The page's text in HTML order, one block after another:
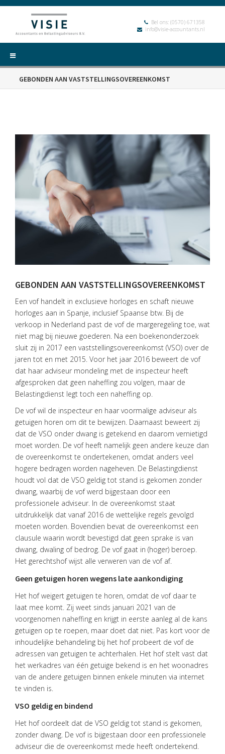
Bel ons: (0570) 671358
info@visie-accountants.nl
HOME
DIENSTEN
VISIE
ONS
TEAM
VACATURES
CONTACT
GEBONDEN AAN VASTSTELLINGSOVEREENKOMST
GEBONDEN AAN VASTSTELLINGSOVEREENKOMST
Een vof handelt in exclusieve horloges en schaft nieuwe
horloges aan in Spanje, inclusief Spaanse btw. Bij de
verkoop in Nederland past de vof de margeregeling toe, wat
niet mag bij nieuwe goederen. Na een boekenonderzoek
sluit zij in 2017 een vaststellingsovereenkomst (VSO) over de
jaren tot en met 2015. Voor het jaar 2016 beweert de vof
dat haar adviseur mondeling met de inspecteur heeft
afgesproken dat geen naheffing zou volgen, maar de
Belastingdienst legt toch een naheffing op.
De vof wil de inspecteur en haar voormalige adviseur als
getuigen horen om dit te bewijzen. Daarnaast beweert zij
dat de VSO onder dwang is getekend en daarom vernietigd
moet worden. De vof heeft namelijk geen andere keuze dan
de overeenkomst te ondertekenen, omdat anders veel
hogere bedragen worden nageheven. De Belastingdienst
houdt vol dat de VSO geldig tot stand is gekomen zonder
dwang, waarbij de vof werd bijgestaan door een
professionele adviseur. In de overeenkomst staat
uitdrukkelijk dat vanaf 2016 de wettelijke regels gevolgd
moeten worden. Bovendien bevat de overeenkomst een
clausule waarin wordt bevestigd dat geen sprake is van
dwang, dwaling of bedrog. De vof gaat in (hoger) beroep.
Het gerechtshof wijst alle verweren van de vof af.
Geen getuigen horen wegens late aankondiging
Het hof weigert getuigen te horen, omdat de vof daar te
laat mee komt. Zij weet sinds januari 2021 van de
voorgenomen naheffing en krijgt in eerste aanleg al de kans
getuigen op te roepen, maar doet dat niet. Pas kort voor de
inhoudelijke behandeling bij het hof probeert de vof de
adressen van getuigen te achterhalen. Het hof stelt vast dat
het werkadres van één getuige bekend is en het woonadres
van de andere getuigen binnen enkele minuten via internet
te vinden is.
VSO geldig en bindend
Het hof oordeelt dat de VSO geldig tot stand is gekomen,
zonder dwang. De vof is bijgestaan door een professionele
adviseur die de overeenkomst mede heeft ondertekend.